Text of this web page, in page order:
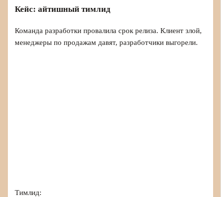
Кейс: айтишный тимлид
Команда разработки провалила срок релиза. Клиент злой,
менеджеры по продажам давят, разработчики выгорели.
Тимлид: